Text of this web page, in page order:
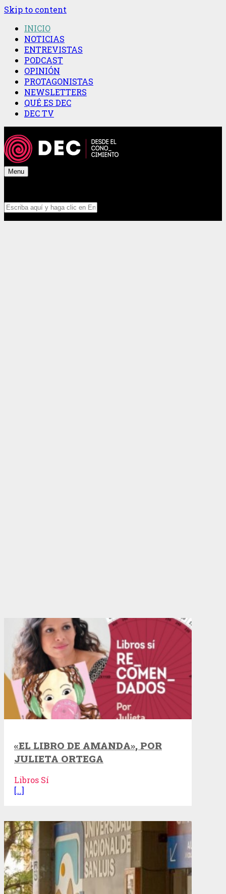
Skip to content
INICIO
NOTICIAS
ENTREVISTAS
PODCAST
OPINIÓN
PROTAGONISTAS
NEWSLETTERS
QUÉ ES DEC
DEC TV
Menu
«EL LIBRO DE AMANDA», POR
JULIETA ORTEGA
Libros Sí
[…]